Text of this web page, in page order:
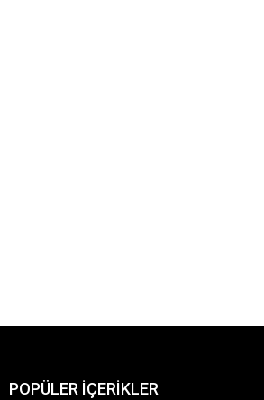
POPÜLER İÇERİKLER